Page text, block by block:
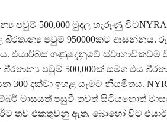
පවුම් 500,000 මුදල හැරුණු
බි‍්‍රතාන්‍ය පවුම් 950000කට ආසන්නය.
එයාර්බස් ගණුදෙනුවේ ස්වාභාවිකවම
පවුම් 500,000ක් සමග එය
300 දක්වා ඉහළ යෑමට නියමිතය.
මාසයත් පසුවී තවත් සිටියහොත්
ඊට තව එකතුවනු ඇත. බොහෝ විට